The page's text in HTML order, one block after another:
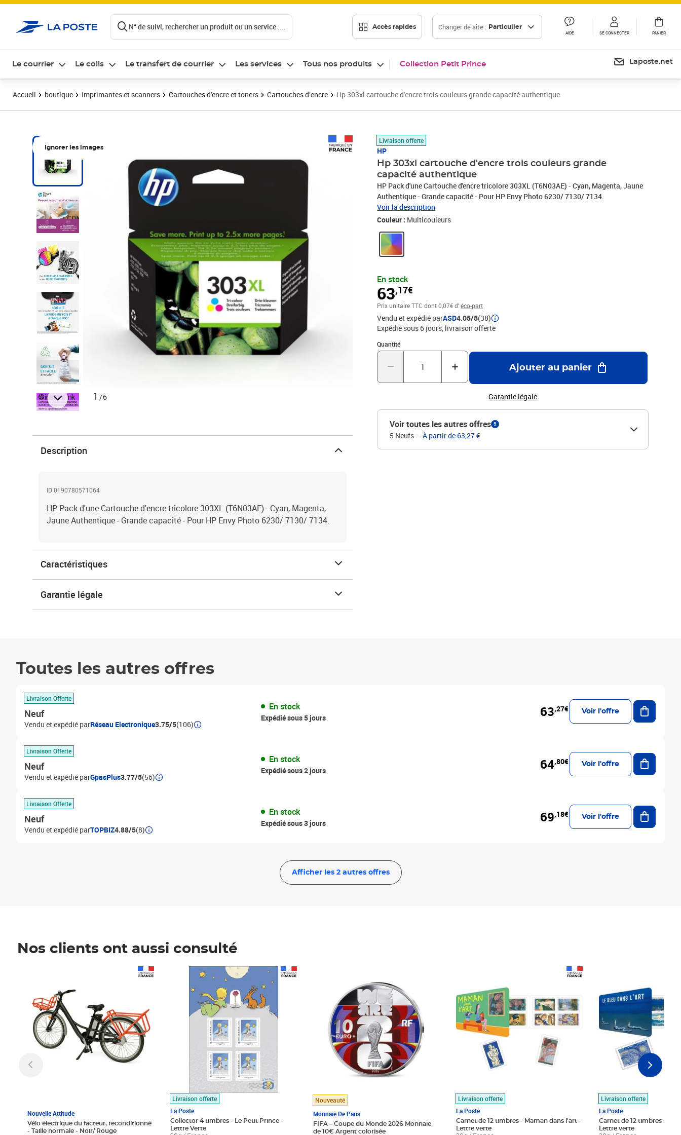
N° de suivi, rechercher un produit ou un service .... Accès rapides Changer de site : Particulier
AIDE SE CONNECTER PANIER
Le courrier Le colis Le transfert de courrier Les services Tous nos produits Collection Petit Prince Laposte.net
Accueil boutique Imprimantes et scanners Cartouches d'encre et toners Cartouches d’encre Hp 303xl cartouche d'encre trois couleurs grande capacité authentique
Ignorer les images
1 /6
Livraison offerte
HP
Hp 303xl cartouche d'encre trois couleurs grande
capacité authentique
HP Pack d'une Cartouche d'encre tricolore 303XL (T6N03AE) - Cyan, Magenta, Jaune
Authentique - Grande capacité - Pour HP Envy Photo 6230/ 7130/ 7134.
Voir la description
Couleur : Multicouleurs
En stock
63,17€
Prix 63,17€
Prix unitaire TTCdont 0,07€ d'éco-part
Vendu et expédié parASD4.05/5(38)
Expédié sous 6 jours livraison offerte
Quantité
Quantité : 1
Ajouter au panier
Garantie légale
Voir toutes les autres offres 5
5 Neufs —À partir de 63,27 €
Description
ID 0190780571064
HP Pack d'une Cartouche d'encre tricolore 303XL (T6N03AE) - Cyan, Magenta,
Jaune Authentique - Grande capacité - Pour HP Envy Photo 6230/ 7130/ 7134.
Caractéristiques
Garantie légale
Toutes les autres offres
Livraison Offerte
Neuf
Vendu et expédié parRéseau Electronique3.75/5(106)
En stock
Expédié sous 5 jours 63,27€ Voir l'offre
Ajouter
Livraison Offerte
Neuf
Vendu et expédié parGpasPlus3.77/5(56)
En stock
Expédié sous 2 jours 64,80€ Voir l'offre
Ajouter
Livraison Offerte
Neuf
Vendu et expédié parTOPBIZ4.88/5(8)
En stock
Expédié sous 3 jours 69,18€ Voir l'offre
Ajouter
Afficher les 2 autres offres
Nos clients ont aussi consulté
Nouvelle Attitude
Vélo électrique du facteur, reconditionné
- Taille normale - Noir/ Rouge
Livraison offerte
La Poste
Collector 4 timbres - Le Petit Prince -
Lettre Verte
Prix 7,50€
Nouveauté
Monnaie De Paris
FIFA – Coupe du Monde 2026 Monnaie
de 10€ Argent colorisée
Livraison offerte
La Poste
Carnet de 12 timbres - Maman dans l'art -
Lettre verte
Livraison offerte
La Poste
Carnet de 12 timbres - Le
Lettre verte